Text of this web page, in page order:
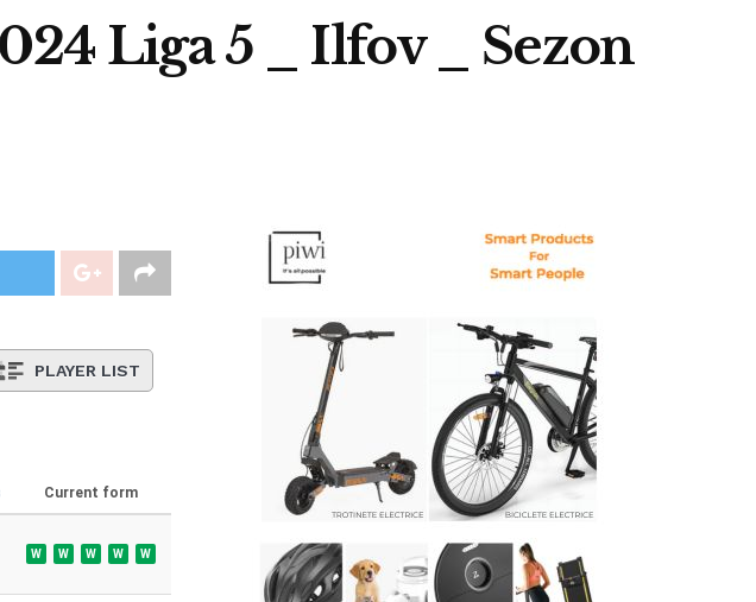
Liga 5 _ Ilfov _ Sezon
PLAYER LIST
Current form
W W W W W